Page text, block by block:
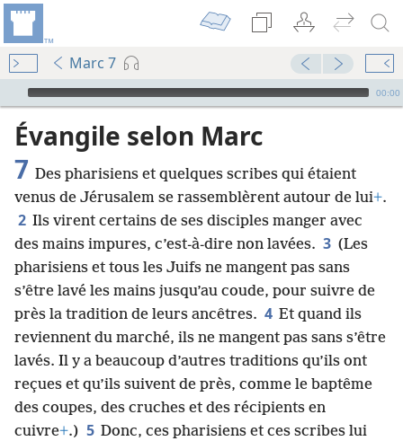
Marc 7
Audio Player
00:00
Évangile selon Marc
7 Des pharisiens et quelques scribes qui étaient
venus de Jérusalem se rassemblèrent autour de lui+.
2 Ils virent certains de ses disciples manger avec
des mains impures, c’est-à-dire non lavées. 3 (Les
pharisiens et tous les Juifs ne mangent pas sans
s’être lavé les mains jusqu’au coude, pour suivre de
près la tradition de leurs ancêtres. 4 Et quand ils
reviennent du marché, ils ne mangent pas sans s’être
lavés. Il y a beaucoup d’autres traditions qu’ils ont
reçues et qu’ils suivent de près, comme le baptême
des coupes, des cruches et des récipients en
cuivre+.) 5 Donc, ces pharisiens et ces scribes lui